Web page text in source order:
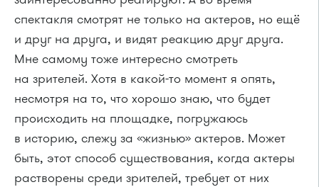
спектакля смотрят не только на актеров, но ещё
и друг на друга, и видят реакцию друг друга.
Мне самому тоже интересно смотреть
на зрителей. Хотя в какой-то момент я опять,
несмотря на то, что хорошо знаю, что будет
происходить на площадке, погружаюсь
в историю, слежу за «жизнью» актеров. Может
быть, этот способ существования, когда актеры
растворены среди зрителей, требует от них